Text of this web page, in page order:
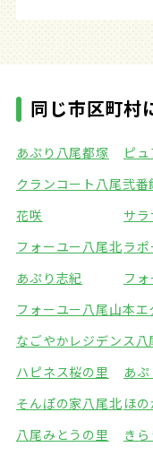
同じ市区町村
あぷり八尾都塚
ピ
クランコート八尾弐番
花咲
サ
フォーユー八尾北ラ
あぷり志紀
フ
フォーユー八尾山本エ
なごやかレジデンス八
ハピネス桜の里
あ
そんぽの家八尾北 ほ
八尾みとうの里
き